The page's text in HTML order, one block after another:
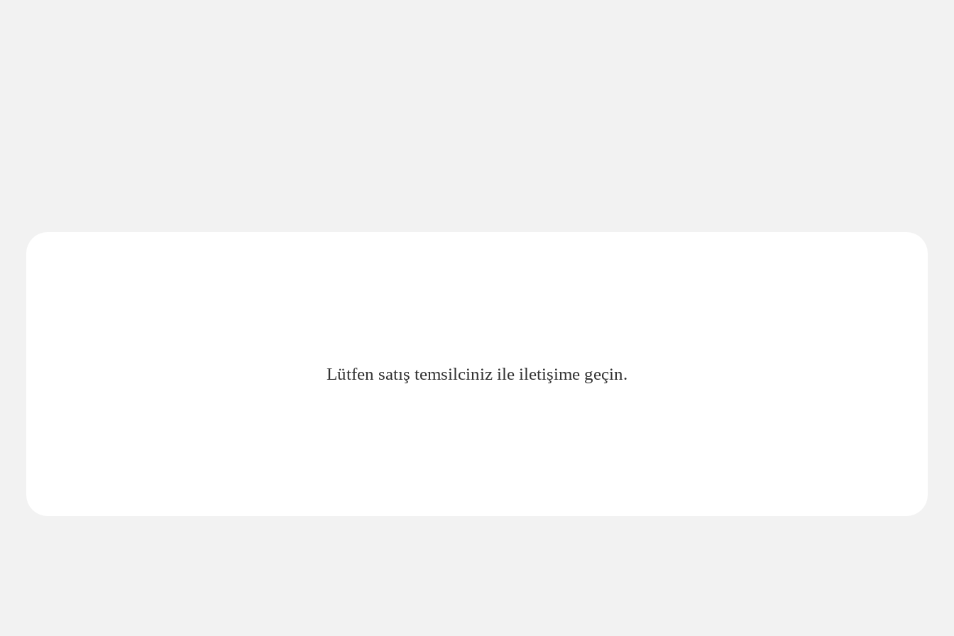
Lütfen satış temsilciniz ile iletişime geçin.